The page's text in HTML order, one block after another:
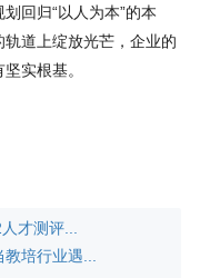
回归“以人为本”的本
道上绽放光芒，企业的
实根基。
才测评...
培行业遇...